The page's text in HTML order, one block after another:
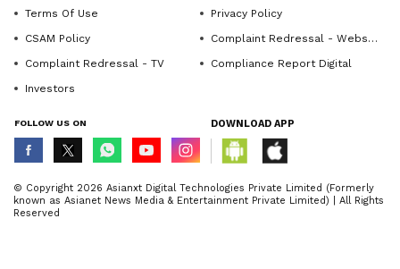
Terms Of Use
Privacy Policy
CSAM Policy
Complaint Redressal - Website
Complaint Redressal - TV
Compliance Report Digital
Investors
FOLLOW US ON DOWNLOAD APP
© Copyright 2026 Asianxt Digital Technologies Private Limited (Formerly
known as Asianet News Media & Entertainment Private Limited) | All Rights
Reserved